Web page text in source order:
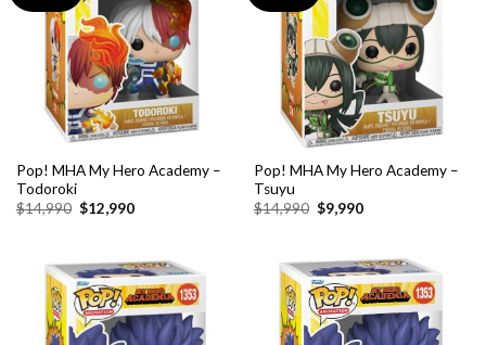
Pop! MHA My Hero Academy –
Todoroki
$14,990 El
precio
$14,990.
$12,990El
$12,990.
Pop! MHA My Hero Academy –
Tsuyu
$14,990 El
precio
$14,990.
$9,990El
$9,990.